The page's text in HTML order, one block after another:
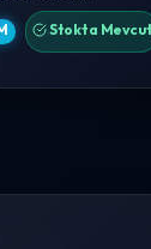
Stokta Mevcut